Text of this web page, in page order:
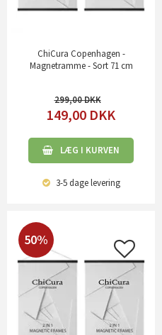
ChiCura Copenhagen -
Magnetramme - Sort 71 cm
299,00
149,00 DKK
LÆG I KURVEN
3-5 dagelevering
50%